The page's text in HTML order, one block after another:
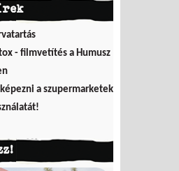
- filmvetítés a Humusz
a szupermarketek